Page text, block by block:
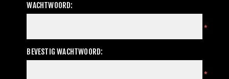
WACHTWOORD:
*
BEVESTIG WACHTWOORD:
*